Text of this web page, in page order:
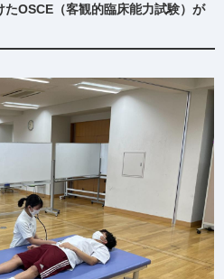
OSCE（客観的臨床能力試験）が